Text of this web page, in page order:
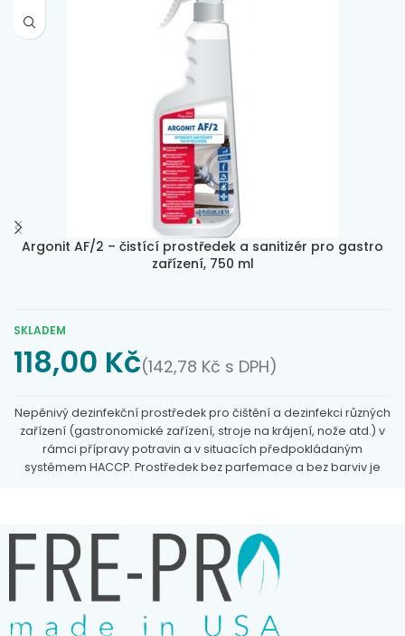
Argonit AF/2 – čistící prostředek a sanitizér pro gastro
zařízení, 750 ml
SKLADEM
118,00 Kč(142,78 Kč s DPH)
Nepěnivý dezinfekční prostředek pro čištění a dezinfekci různých
zařízení (gastronomické zařízení, stroje na krájení, nože atd.) v
rámci přípravy potravin a v situacích předpokládaným
systémem HACCP. Prostředek bez parfemace a bez barviv je
několik vteřin působit a poté setřete hadříkem.
pistole není součástí tohoto výrobku.